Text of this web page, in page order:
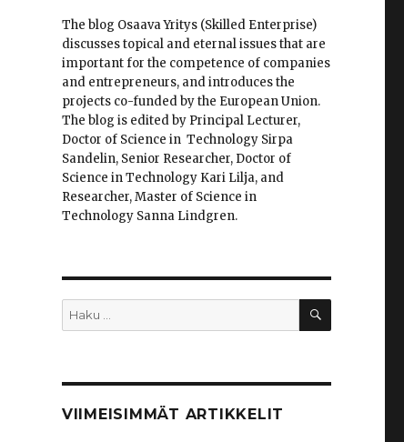
The blog Osaava Yritys (Skilled Enterprise)
discusses topical and eternal issues that are
important for the competence of companies
and entrepreneurs, and introduces the
projects co-funded by the European Union.
The blog is edited by Principal Lecturer,
Doctor of Science in Technology Sirpa
Sandelin, Senior Researcher, Doctor of
Science in Technology Kari Lilja, and
Researcher, Master of Science in
Technology Sanna Lindgren.
Etsi: HAKU
VIIMEISIMMÄT ARTIKKELIT